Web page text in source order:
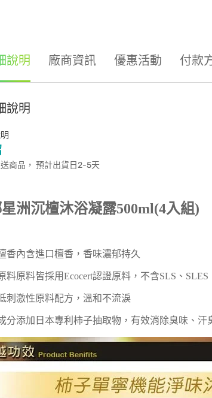
說明 廠商資訊 優惠活動 付款
說明
商品， 預計出貨日2-5天
洲沉檀沐浴凝露500ml(4入組)
香內含進口檀香，香味濃郁持久
料原料皆採用Ecocert認證原料，不含SLS、SLES
刺激性原料配方，溫和不流淚
分添加日本專利柿子抽取物，有效消除臭味、汗